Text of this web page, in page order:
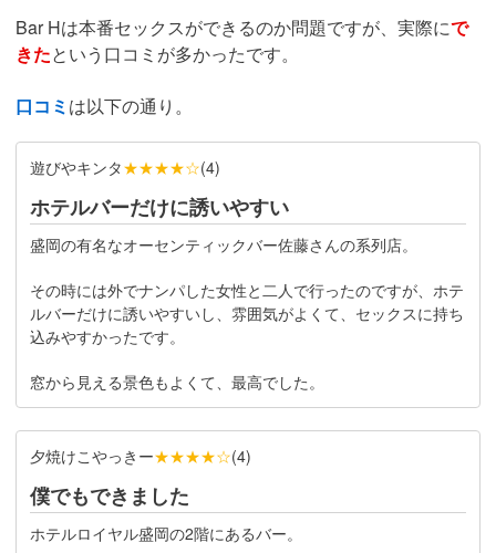
Bar Hは本番セックスができるのか問題ですが、実際にで
きたという口コミが多かったです。
口コミは以下の通り。
遊びやキンタ★★★★☆(4)
ホテルバーだけに誘いやすい
盛岡の有名なオーセンティックバー佐藤さんの系列店。
その時には外でナンパした女性と二人で行ったのですが、ホテ
ルバーだけに誘いやすいし、雰囲気がよくて、セックスに持ち
込みやすかったです。
窓から見える景色もよくて、最高でした。
夕焼けこやっきー★★★★☆(4)
僕でもできました
ホテルロイヤル盛岡の2階にあるバー。